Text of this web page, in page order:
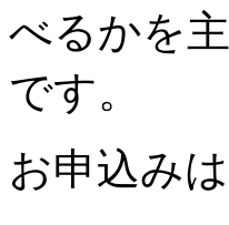
べるかを
です。
お申込みは